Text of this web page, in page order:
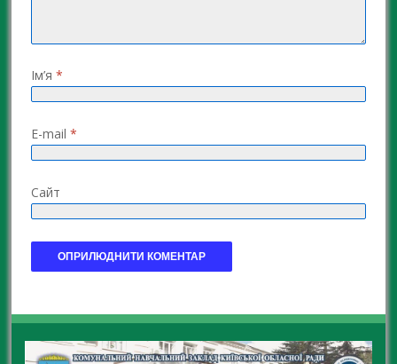
Ім’я *
E-mail *
Сайт